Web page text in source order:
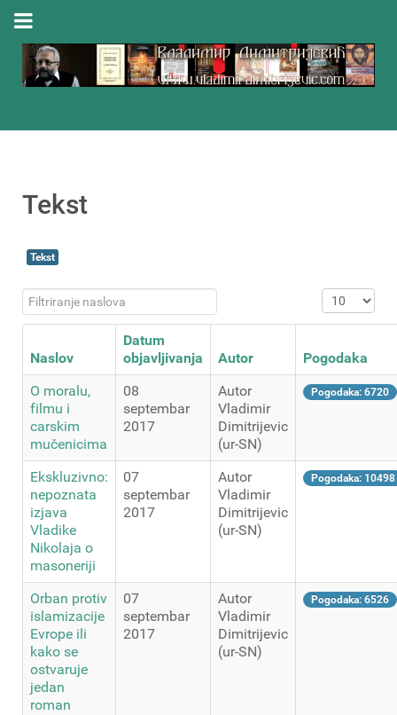
Tekst
Tekst
Filtriranje naslova Prikaz #
Naslov
Datum
objavljivanja
Autor
Pogodaka
O moralu,
filmu i
carskim
mučenicima
08
septembar
2017
Autor
Vladimir
Dimitrijevic
(ur-SN)
Pogodaka: 6720
Ekskluzivno:
nepoznata
izjava
Vladike
Nikolaja o
masoneriji
07
septembar
2017
Autor
Vladimir
Dimitrijevic
(ur-SN)
Pogodaka: 10498
Orban protiv
islamizacije
Evrope ili
kako se
ostvaruje
jedan
roman
07
septembar
2017
Autor
Vladimir
Dimitrijevic
(ur-SN)
Pogodaka: 6526